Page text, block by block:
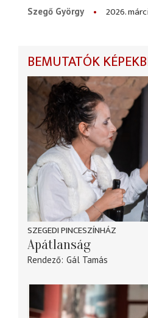
Szegő György
2026.
BEMUTATÓK
SZEGEDI PINCESZÍNHÁZ
Apátlanság
Rendező Gál Tamás